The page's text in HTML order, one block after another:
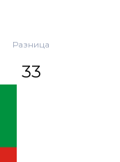
Разница
33